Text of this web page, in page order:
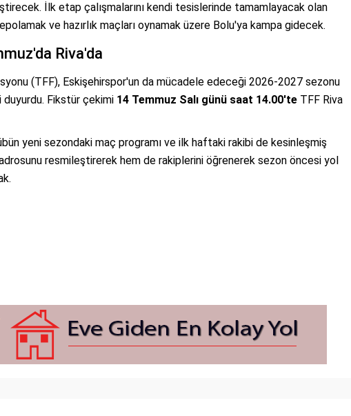
İlk etap çalışmalarını kendi tesislerinde tamamlayacak olan
ve hazırlık maçları oynamak üzere Bolu'ya kampa gidecek.
Riva'da
(TFF), Eskişehirspor'un da mücadele edeceği 2026-2027 sezonu
Fikstür çekimi 14 Temmuz Salı günü saat 14.00'te TFF Riva
yeni sezondaki maç programı ve ilk haftaki rakibi de kesinleşmiş
resmileştirerek hem de rakiplerini öğrenerek sezon öncesi yol